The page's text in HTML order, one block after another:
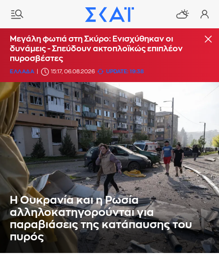
Μεγάλη φωτιά στη Σκύρο: Ενισχύθηκαν οι
δυνάμεις - Σπεύδουν ακτοπλοϊκώς επιπλέον
πυροσβέστες
ΕΛΛΑΔΑ 15:17, 06.08.2026 UPDATE: 19:38
Η Ουκρανία και η Ρωσία
αλληλοκατηγορούνται για
παραβιάσεις της κατάπαυσης του
πυρός